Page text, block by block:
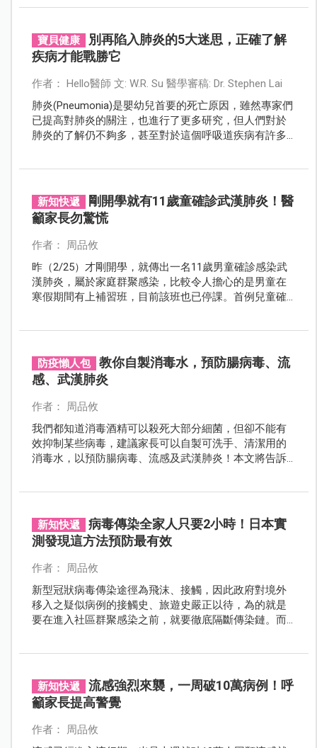
寶貝健康
別再陷入肺炎的5大迷思，正確了解
疾病才能戰勝它
作者： Hello醫師 文: W.R. Su 醫學審稿: Dr. Stephen Lai
肺炎(Pneumonia)是嬰幼兒首要的死亡原因，雖然專家們
已提高對肺炎的關注，也進行了更多研究，但人們對於
肺炎的了解仍不夠多，甚至對於這個呼吸道疾病有許多
新知快遞
剛開學就有11歲童確診武漢肺炎！醫
籲家長勿驚慌
作者： 周品攸
昨（2/25）才剛開學，就傳出一名11歲男童確診感染武
漢肺炎，屬於家庭群聚感染，比較令人擔心的是男童在
寒假期間有上補習班，目前該班也已停課。首例兒童確
防疫懶人包
教你自製消毒水，預防腸病毒、流
感、武漢肺炎
作者： 周品攸
我們都知道消毒酒精可以殺死大部分細菌，但卻不能有
效抑制某些病毒，建議家長可以自製可洗手、清潔用的
消毒水，以預防腸病毒、流感及武漢肺炎！本文將告訴
新知快遞
病毒傳染全家人只要2小時！日本實
測發現這方法預防最有效
作者： 周品攸
新型冠狀病毒傳染途徑為飛沫、接觸，因此政府對境外
移入之疑似病例的接觸史、旅遊史嚴正以待，為的就是
要在進入社區群聚感染之前，就要徹底隔斷傳染鏈。而
新知快遞
流感強烈來襲，一周破10萬病例！呼
籲家長提高警覺
作者： 周品攸